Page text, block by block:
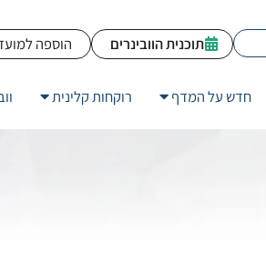
הוספה תוכנית הוובינרים
חדש על המדף רוקחות קלינית